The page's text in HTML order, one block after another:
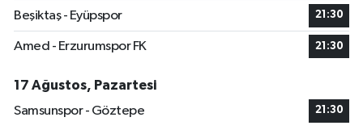
Beşiktaş - Eyüpspor 21:30
Amed - Erzurumspor FK 21:30
17 Ağustos, Pazartesi
Samsunspor - Göztepe
21:30